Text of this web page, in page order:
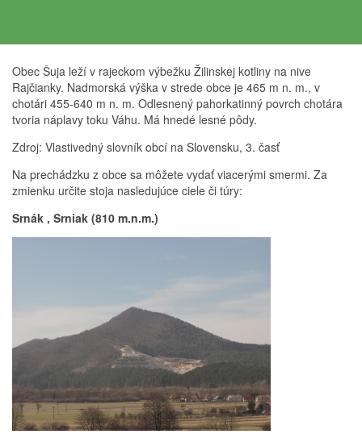
Obec Šuja leží v rajeckom výbežku Žilinskej kotliny na nive
Rajčianky. Nadmorská výška v strede obce je 465 m n. m., v
chotári 455-640 m n. m. Odlesnený pahorkatinný povrch chotára
tvoria náplavy toku Váhu. Má hnedé lesné pôdy.
Zdroj: Vlastivedný slovník obcí na Slovensku, 3. časť
Na prechádzku z obce sa môžete vydať viacerými smermi. Za
zmienku určite stoja nasledujúce ciele či túry:
Srnák , Srniak (810 m.n.m.)